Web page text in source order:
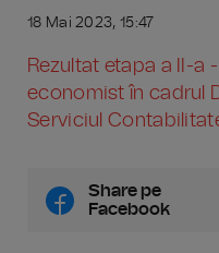
18 Mai 2023, 15:47
Rezultat etapa a II-a
economist în cadrul
Serviciul
Share pe
Facebook